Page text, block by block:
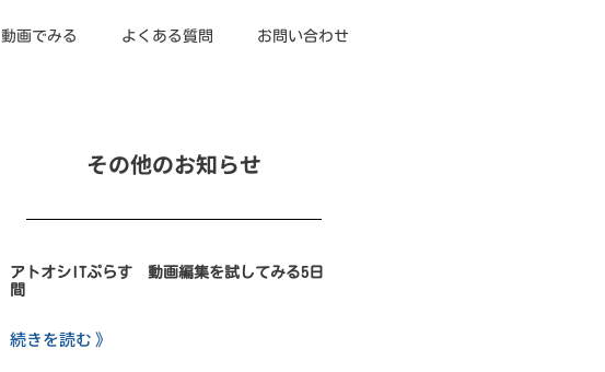
動画でみる よくある質問 お問い合わせ
その他のお知らせ
アトオシITぷらす 動画編集を試してみる5日
間
続きを読む 》